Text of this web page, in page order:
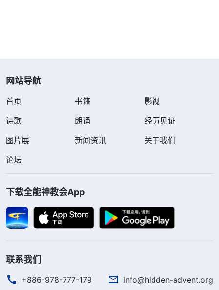
网站导航
首页 书籍
影视
诗歌
朗诵
经历见证
图片展
新闻资讯
关于我们
论坛
下载全能神教会App
联系我们
+886-978-777-179 info@hidden-advent.org